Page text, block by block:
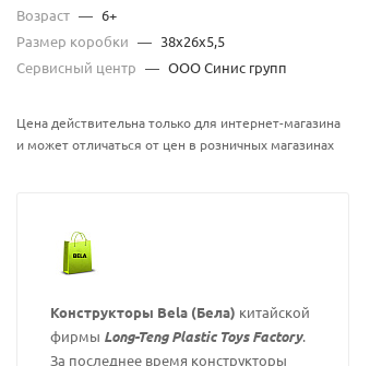
Возраст — 6+
Размер коробки — 38х26х5,5
Сервисный центр — ООО Синис групп
Цена действительна только для интернет-магазина
и может отличаться от цен в розничных магазинах
Конструкторы Bela (Бела) китайской
фирмы Long-Teng Plastic Toys Factory.
За последнее время конструкторы